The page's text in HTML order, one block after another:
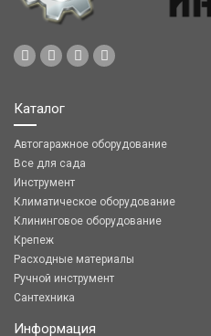
Каталог
Автогаражное оборудование
Все для сада
Инструмент
Климатическое оборудование
Клининговое оборудование
Крепеж
Расходные материалы
Ручной инструмент
Сантехника
Информация